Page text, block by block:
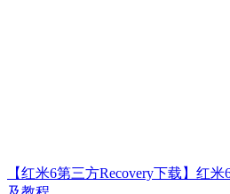
【红米6第三方Recovery下载】红